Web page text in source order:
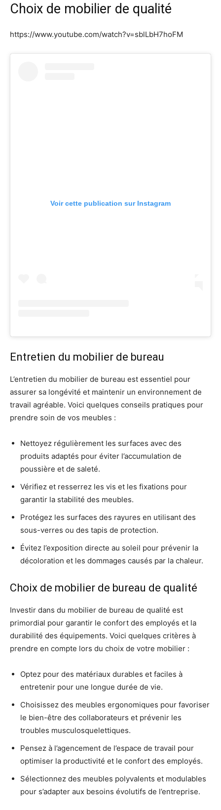
Choix de mobilier de qualité
https://www.youtube.com/watch?v=sblLbH7hoFM
Voir cette publication sur Instagram
Entretien du mobilier de bureau
L’entretien du mobilier de bureau est essentiel pour
assurer sa longévité et maintenir un environnement de
travail agréable. Voici quelques conseils pratiques pour
prendre soin de vos meubles :
Nettoyez régulièrement les surfaces avec des
produits adaptés pour éviter l’accumulation de
poussière et de saleté.
Vérifiez et resserrez les vis et les fixations pour
garantir la stabilité des meubles.
Protégez les surfaces des rayures en utilisant des
sous-verres ou des tapis de protection.
Évitez l’exposition directe au soleil pour prévenir la
décoloration et les dommages causés par la chaleur.
Choix de mobilier de bureau de qualité
Investir dans du mobilier de bureau de qualité est
primordial pour garantir le confort des employés et la
durabilité des équipements. Voici quelques critères à
prendre en compte lors du choix de votre mobilier :
Optez pour des matériaux durables et faciles à
entretenir pour une longue durée de vie.
Choisissez des meubles ergonomiques pour favoriser
le bien-être des collaborateurs et prévenir les
troubles musculosquelettiques.
Pensez à l’agencement de l’espace de travail pour
optimiser la productivité et le confort des employés.
Sélectionnez des meubles polyvalents et modulables
pour s’adapter aux besoins évolutifs de l’entreprise.